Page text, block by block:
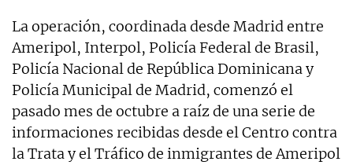
La operación, coordinada desde Madrid entre
Ameripol, Interpol, Policía Federal de Brasil,
Policía Nacional de República Dominicana y
Policía Municipal de Madrid, comenzó el
pasado mes de octubre a raíz de una serie de
informaciones recibidas desde el Centro contra
la Trata y el Tráfico de inmigrantes de Ameripol